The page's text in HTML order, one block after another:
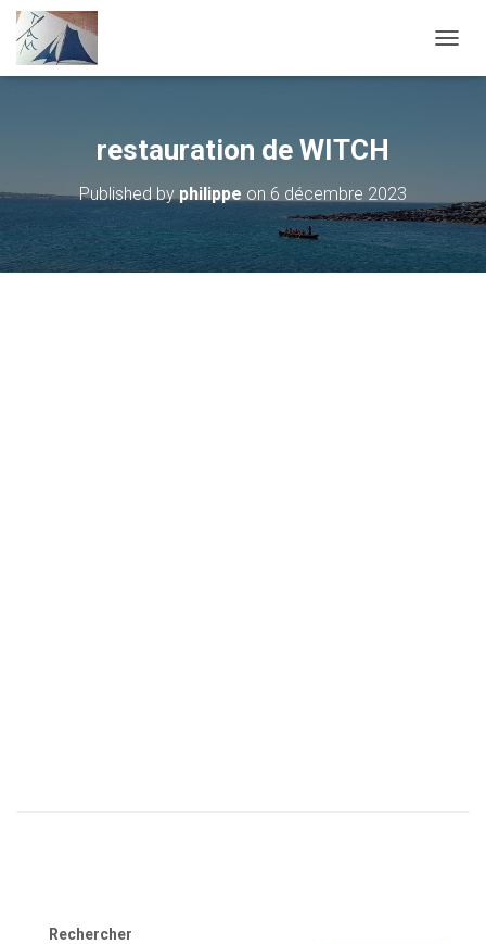
restauration de WITCH
Published byphilippe on 6 décembre 2023
Rechercher